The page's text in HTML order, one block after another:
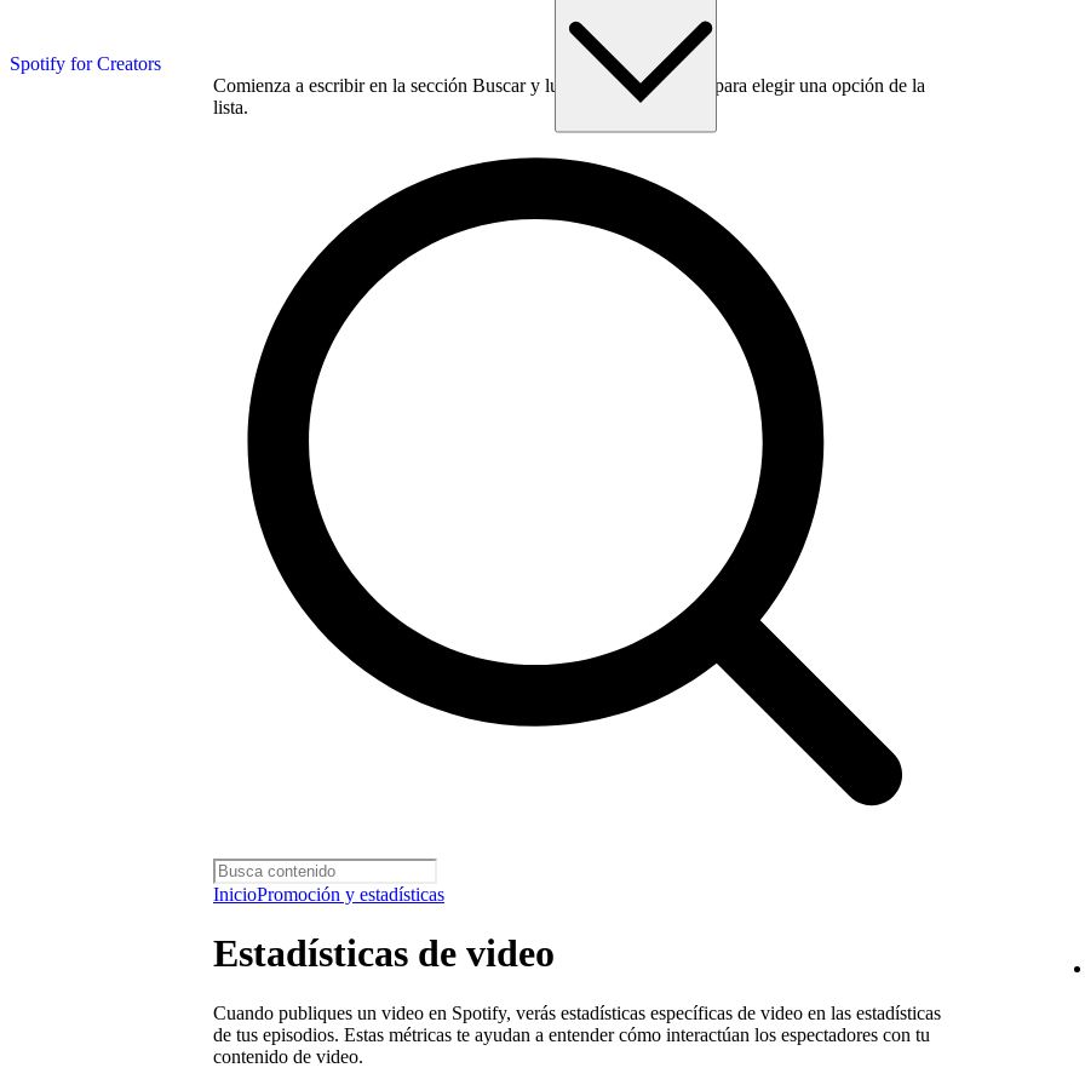
Spotify for Creators
Comienza a escribir en la sección Buscar y luego usa la tecla Tab para elegir una opción de la
lista.
InicioPromoción y estadísticas
Estadísticas de video
Cuando publiques un video en Spotify, verás estadísticas específicas de video en las estadísticas
de tus episodios. Estas métricas te ayudan a entender cómo interactúan los espectadores con tu
contenido de video.